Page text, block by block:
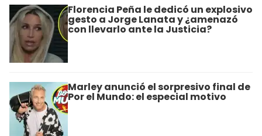
Florencia Peña le dedicó un explosivo
gesto a Jorge Lanata y ¿amenazó
con llevarlo ante la Justicia?
Marley anunció el sorpresivo final de
Por el Mundo: el especial motivo